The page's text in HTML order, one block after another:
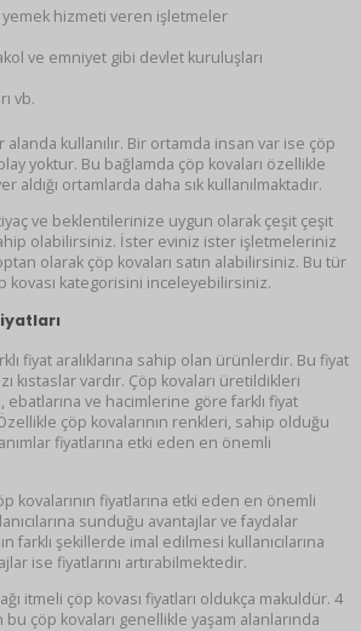
hizmeti veren işletmeler
ve emniyet gibi devlet kuruluşları
vb.
alanda kullanılır. Bir ortamda insan var ise çöp
yoktur. Bu bağlamda çöp kovaları özellikle
aldığı ortamlarda daha sık kullanılmaktadır.
ve beklentilerinize uygun olarak çeşit çeşit
olabilirsiniz. İster eviniz ister işletmeleriniz
olarak çöp kovaları satın alabilirsiniz. Bu tür
kovası kategorisini inceleyebilirsiniz.
fiyat aralıklarına sahip olan ürünlerdir. Bu fiyat
kıstaslar vardır. Çöp kovaları üretildikleri
ve hacimlerine göre farklı fiyat
çöp kovalarının renkleri, sahip olduğu
fiyatlarına etki eden en önemli
kovalarının fiyatlarına etki eden en önemli
sunduğu avantajlar ve faydalar
farklı şekillerde imal edilmesi kullanıcılarına
ise fiyatlarını artırabilmektedir.
itmeli çöp kovası fiyatları oldukça makuldür. 4
çöp kovaları genellikle yaşam alanlarında